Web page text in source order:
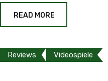
READ MORE
Reviews Videospiele